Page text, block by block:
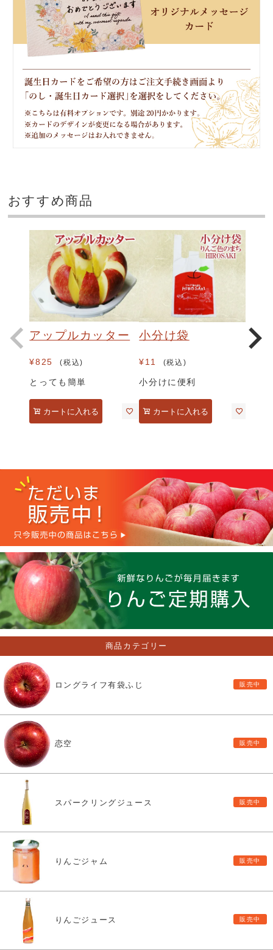
おすすめ商品
アップルカッター
¥825 税込
とっても簡単
カートに入れる
小分け袋
¥11 税込
小分けに便利
カートに入れる
商品カテゴリー
ロングライフ有袋ふじ
恋空
スパークリングジュース
りんごジャム
りんごジュース